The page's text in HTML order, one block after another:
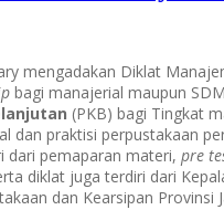
mengadakan Diklat
bagi manajerial maupun
(PKB) bagi Tingkat
dan praktisi perpustakaan
dari pemaparan materi, pre
diklat juga terdiri dari
dan Kearsipan Provinsi